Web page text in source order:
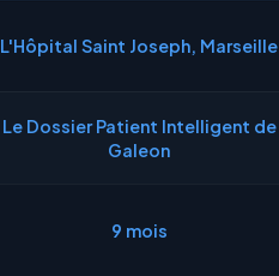
L'Hôpital Saint Joseph, Marseille
Le Dossier Patient Intelligent de
Galeon
9 mois